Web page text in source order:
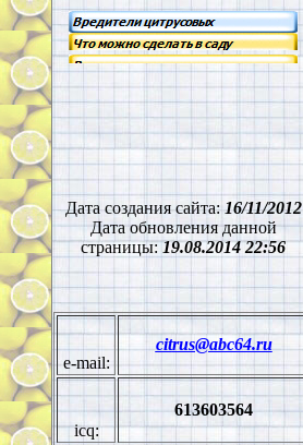
Дата создания сайта:16/11/2012
Дата обновления данной
страницы:19.08.2014 22:56
e-mail:
citrus@abc64.ru
icq:
613603564